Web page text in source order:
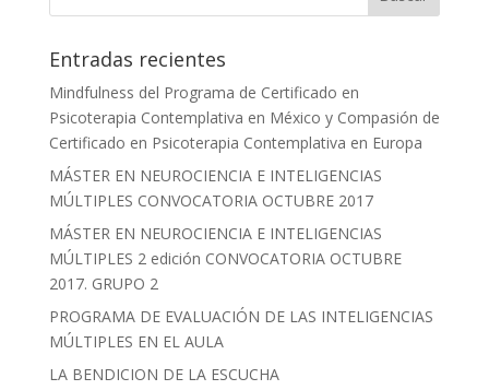
Entradas recientes
Mindfulness del Programa de Certificado en
Psicoterapia Contemplativa en México y Compasión de
Certificado en Psicoterapia Contemplativa en Europa
MÁSTER EN NEUROCIENCIA E INTELIGENCIAS
MÚLTIPLES CONVOCATORIA OCTUBRE 2017
MÁSTER EN NEUROCIENCIA E INTELIGENCIAS
MÚLTIPLES 2 edición CONVOCATORIA OCTUBRE
2017. GRUPO 2
PROGRAMA DE EVALUACIÓN DE LAS INTELIGENCIAS
MÚLTIPLES EN EL AULA
LA BENDICION DE LA ESCUCHA